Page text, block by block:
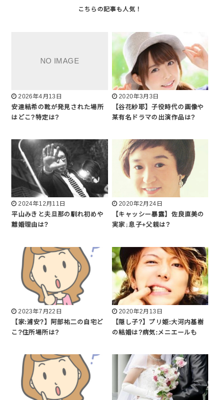
2026年4月13日
安達結希の靴が発見された場所
はどこ?特定は?
2020年3月3日
【谷花紗耶】子役時代の画像や
某有名ドラマの出演作品は?
2024年12月11日
平山みきと夫旦那の馴れ初めや
離婚理由は?
2020年2月24日
【キャッシー暴露】佐良直美の
実家↓息子+父親は?
2023年7月22日
【家:浦安?】阿部祐二の自宅ど
こ?住所場所は?
2020年2月13日
【隠し子?】プリ姫:大河内基樹
の結婚は?病気:メニエールも